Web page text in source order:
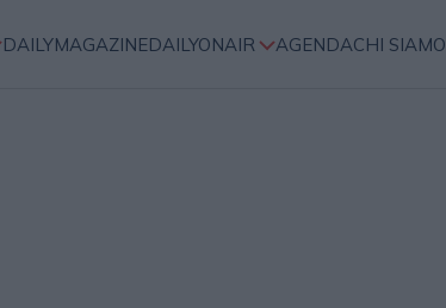
DAILYMAGAZINEDAILYONAIR AGENDACHI SIAMO